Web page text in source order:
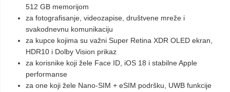
512 GB memorijom
za fotografisanje, videozapise, društvene mreže i
svakodnevnu komunikaciju
za kupce kojima su važni Super Retina XDR OLED ekran,
HDR10 i Dolby Vision prikaz
za korisnike koji žele Face ID, iOS 18 i stabilne Apple
performanse
za one koji žele Nano-SIM + eSIM podršku, UWB funkcije